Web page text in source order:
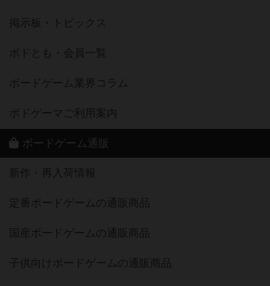
掲示板・トピックス
ボドとも・会員一覧
ボードゲーム業界コラム
ボドゲーマご利用案内
ボードゲーム通販
新作・再入荷情報
定番ボードゲームの通販商品
国産ボードゲームの通販商品
子供向けボードゲームの通販商品